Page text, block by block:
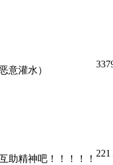
意灌水）
助精神吧！！！！！
221